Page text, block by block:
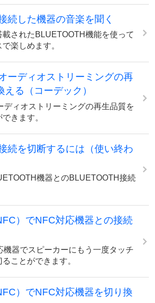
続した機器の音楽を聞く
されたBLUETOOTH機能を使って
楽しめます。
ーディオストリーミングの再
る（コーデック）
ディオストリーミングの再生品質を
きます。
続を切断するには（使い終わ
機器とのBLUETOOTH接続
）でNFC対応機器との接続
機器でスピーカーにもう一度タッチ
ことができます。
）でNFC対応機器を切り換